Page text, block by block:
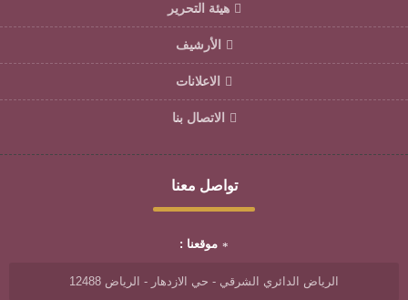
هيئة التحرير
الأرشيف
الاعلانات
الاتصال بنا
تواصل معنا
موقعنا :
الرياض الدائري الشرقي - حي الازدهار - الرياض 12488